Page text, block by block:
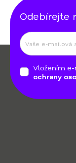
Odebírejte
Vložením
ochrany